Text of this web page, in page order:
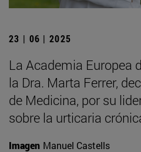
23 | 06 | 2025
La Academia Europea
la Dra. Marta Ferrer,
de Medicina, por su
sobre la urticaria
Imagen Manuel Castells